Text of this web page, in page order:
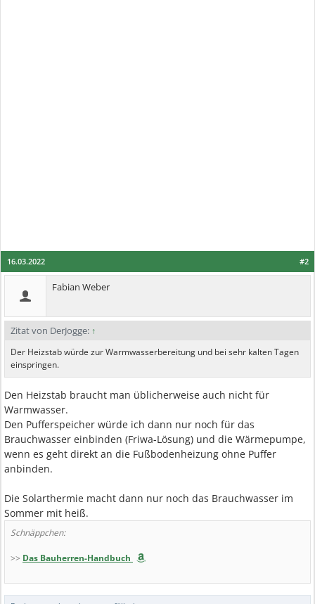
#2
16.03.2022
Fabian Weber
Zitat von DerJogge: ↑
Der Heizstab würde zur Warmwasserbereitung und bei sehr kalten Tagen
einspringen.
Den Heizstab braucht man üblicherweise auch nicht für
Warmwasser.
Den Pufferspeicher würde ich dann nur noch für das
Brauchwasser einbinden (Friwa-Lösung) und die Wärmepumpe,
wenn es geht direkt an die Fußbodenheizung ohne Puffer
anbinden.
Die Solarthermie macht dann nur noch das Brauchwasser im
Sommer mit heiß.
Schnäppchen:
>> Das Bauherren-Handbuch